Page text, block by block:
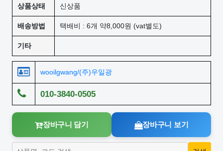
상품상태 신상품
배송방법 택배비 : 6개 약8,000원 (vat별도)
기타
wooilgwang/(주)우일광
010-3840-0505
장바구니 담기 장바구니 보기